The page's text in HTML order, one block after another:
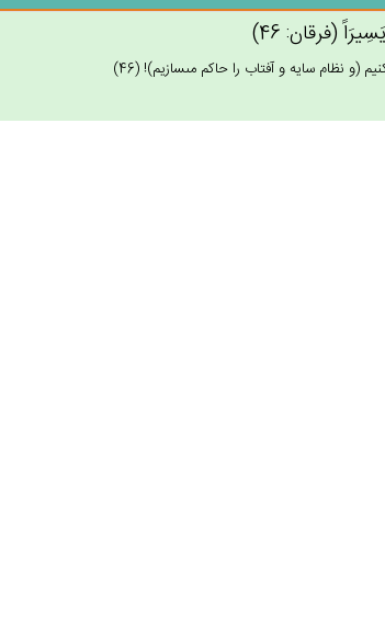
(فرقان: 46)
نظام سايه و آفتاب را حاكم مى‏سازيم)! (46)